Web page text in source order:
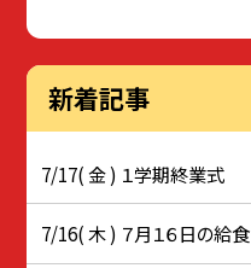
新着記事
7/17( 金 ) １学期終業式
7/16( 木 ) ７月１６日の給食